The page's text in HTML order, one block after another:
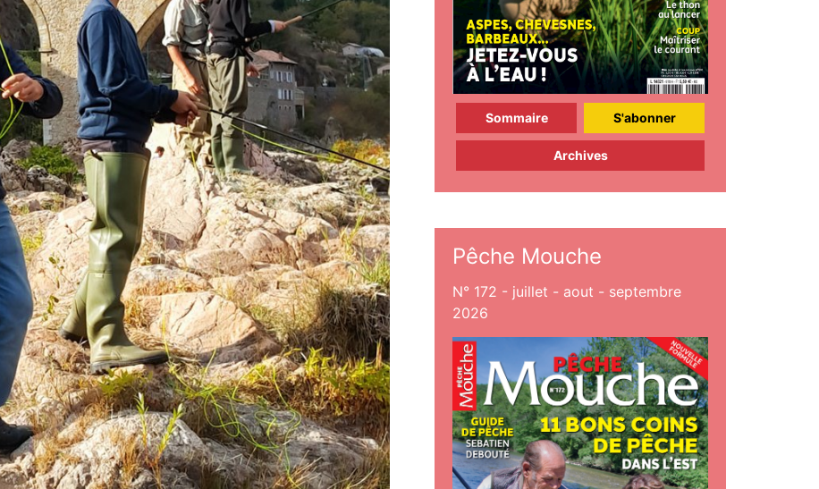
Sommaire S'abonner
Archives
Pêche Mouche
N° 172 - juillet - aout - septembre
2026